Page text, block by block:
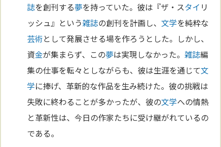
誌を創刊する夢を持っていた。彼は『ザ・スタイ リ
ッシュ』という雑誌の創刊を計画し、文学を純粋な
芸術として発展させる場を作ろうとした。しかし、
資金が集まらず、この夢は実現しなかった。雑誌編
集の仕事を転々としながらも、彼は生涯を通じて文
学に捧げ、革新的な作品を生み続けた。彼の挑戦は
失敗に終わることが多かったが、彼の文学への情熱
と革新性は、今日の作家たちに受け継がれているの
である。